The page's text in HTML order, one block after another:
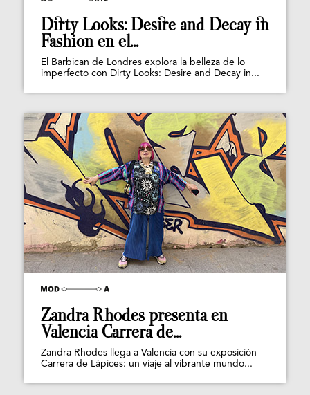
Dirty Looks: Desire and Decay in
Fashion en el...
El Barbican de Londres explora la belleza de lo
imperfecto con Dirty Looks: Desire and Decay in...
Zandra Rhodes presenta en
Valencia Carrera de...
Zandra Rhodes llega a Valencia con su exposición
Carrera de Lápices: un viaje al vibrante mundo...